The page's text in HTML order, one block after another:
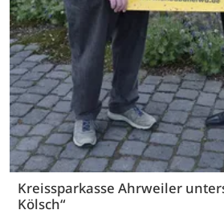
Kreissparkasse Ahrweiler
Kölsch“